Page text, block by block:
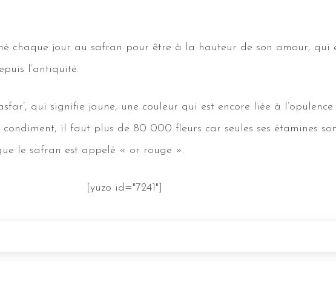
chaque jour au safran pour être à la hauteur de son amour, qui
l’antiquité.
qui signifie jaune, une couleur qui est encore liée à
il faut plus de 80 000 fleurs car seules ses étamines
le safran est appelé « or rouge ».
[yuzo id="7241"]